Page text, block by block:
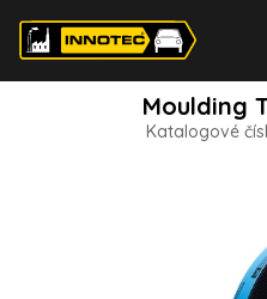
Moulding
Katalogové